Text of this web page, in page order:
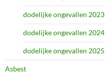
dodelijke ongevallen 2023
dodelijke ongevallen 2024
dodelijke ongevallen 2025
Asbest